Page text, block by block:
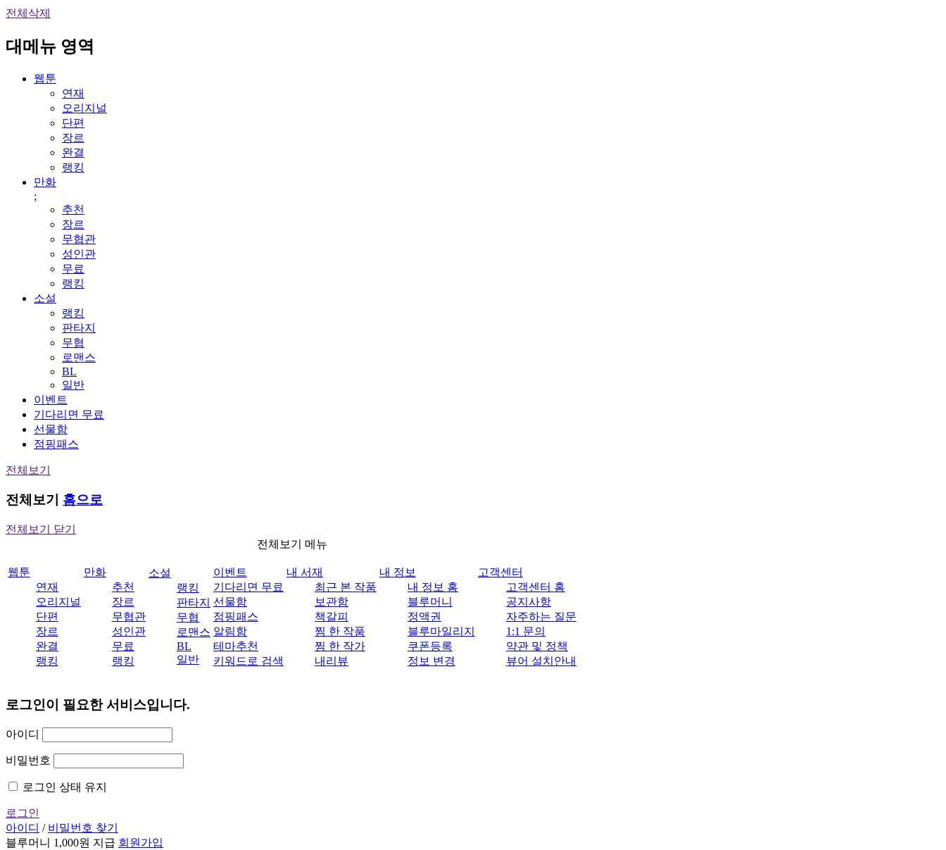
전체삭제
대메뉴 영역
웹툰
연재
오리지널
단편
장르
완결
랭킹
만화
;
추천
장르
무협관
성인관
무료
랭킹
소설
랭킹
판타지
무협
로맨스
BL
일반
이벤트
기다리면 무료
선물함
점핑패스
전체보기
전체보기 홈으로
전체보기 닫기
전체보기 메뉴
웹툰
연재
오리지널
단편
장르
완결
랭킹
만화
추천
장르
무협관
성인관
무료
랭킹
소설
랭킹
판타지
무협
로맨스
BL
일반
이벤트
기다리면 무료
선물함
점핑패스
알림함
테마추천
키워드로 검색
내 서재
최근 본 작품
보관함
책갈피
찜 한 작품
찜 한 작가
내리뷰
내 정보
내 정보 홈
블루머니
정액권
블루마일리지
쿠폰등록
정보 변경
고객센터
고객센터 홈
공지사항
자주하는 질문
1:1 문의
약관 및 정책
뷰어 설치안내
로그인이 필요한 서비스입니다.
아이디
비밀번호
로그인 상태 유지
로그인
아이디 / 비밀번호 찾기
블루머니 1,000원 지급 회원가입